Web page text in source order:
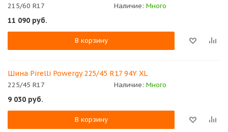
215/60 R17 Наличие: Много
11 090 руб.
В корзину
Шина Pirelli Powergy 225/45 R17 94Y XL
225/45 R17 Наличие: Много
9 030 руб.
В корзину